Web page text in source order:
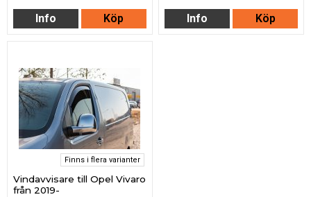
Info Köp Info Köp
Finns i flera varianter
Vindavvisare till Opel Vivaro
från 2019-